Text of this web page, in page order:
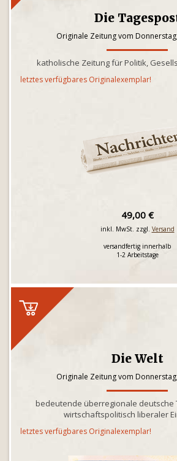
Die
Originale Zeitung vom
katholische Zeitung für Politik,
letztes verfügbares Originalexemplar!
49,00 €
inkl. MwSt. zzgl. Versand
versandfertig innerhalb
1-2 Arbeitstage
Die Welt
Originale Zeitung vom
bedeutende überregionale deutsche
wirtschaftspolitisch liberaler
letztes verfügbares Originalexemplar!